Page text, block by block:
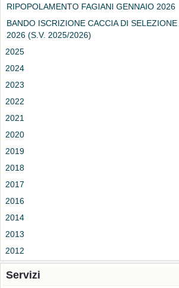
RIPOPOLAMENTO FAGIANI GENNAIO 2026
BANDO ISCRIZIONE CACCIA DI
2026 (S.V. 2025/2026)
2025
2024
2023
2022
2021
2020
2019
2018
2017
2016
2014
2013
2012
Servizi